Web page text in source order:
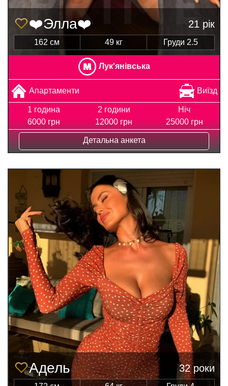
❤️Элла❤️ 21 рік
162 см 49 кг Груди 2.5
Лук'янівська
Апартаменти Виїзд
1 година
6000 грн
2 години
12000 грн
Ніч
25000 грн
Детальна анкета
Адель 32 роки